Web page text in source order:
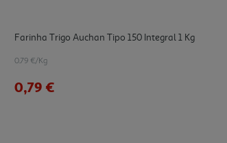
Farinha Trigo Auchan Tipo 150 Integral 1 Kg
0.79 €/Kg
0,79 €